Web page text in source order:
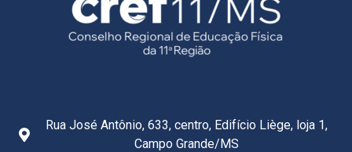
Rua José Antônio, 633, centro, Edifício Liège, loja 1,
Campo Grande/MS